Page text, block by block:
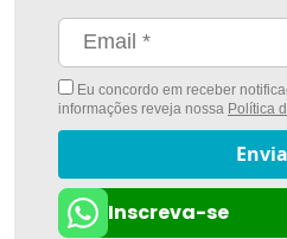
Eu concordo em receber
informações reveja nossa Política
Inscreva-se